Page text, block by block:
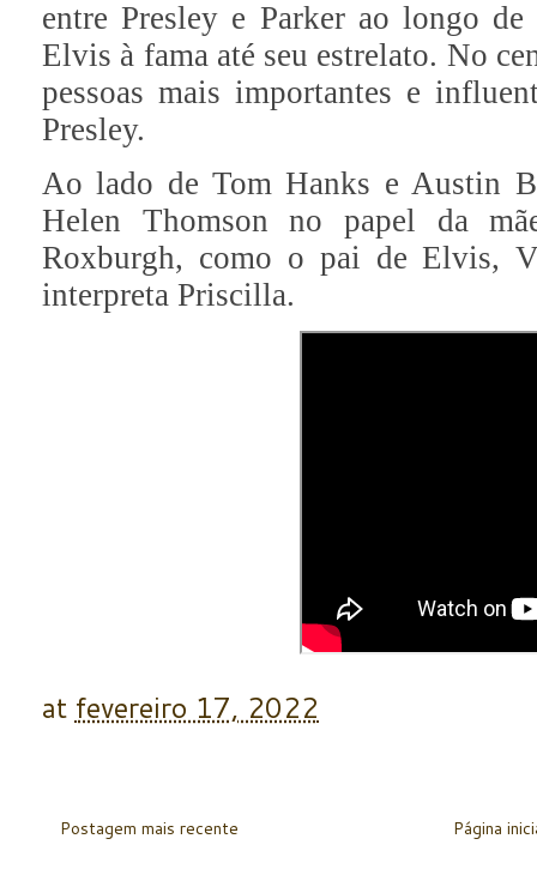
entre Presley e Parker ao longo de
Elvis à fama até seu estrelato. No
pessoas mais importantes e
Presley.
Ao lado de Tom Hanks e Austin
Helen Thomson no papel da
Roxburgh, como o pai de Elvis,
interpreta Priscilla.
at fevereiro 17, 2022
Postagem mais recente Página